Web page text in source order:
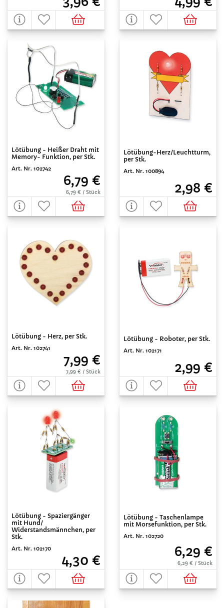
Lötübung - Heißer Draht mit
Memory- Funktion, per Stk.
Art. Nr. 102742
6,79 €
6,79 € / Stück
Lötübung-Herz/Leuchtturm,
per Stk.
Art. Nr. 100894
2,98 €
Lötübung - Herz, per Stk.
Art. Nr. 102741
7,99 €
7,99 € / Stück
Lötübung - Roboter, per Stk.
Art. Nr. 102171
2,99 €
Lötübung - Spaziergänger
mit Hund/
Widerstandsmännchen, per
Stk.
Art. Nr. 102170
4,30 €
Lötübung - Taschenlampe
mit Morsefunktion, per Stk.
Art. Nr. 102720
6,29 €
6,29 € / Stück